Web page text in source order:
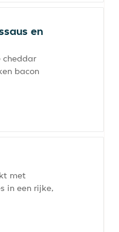
en
cheddar
bacon
met
in een rijke,